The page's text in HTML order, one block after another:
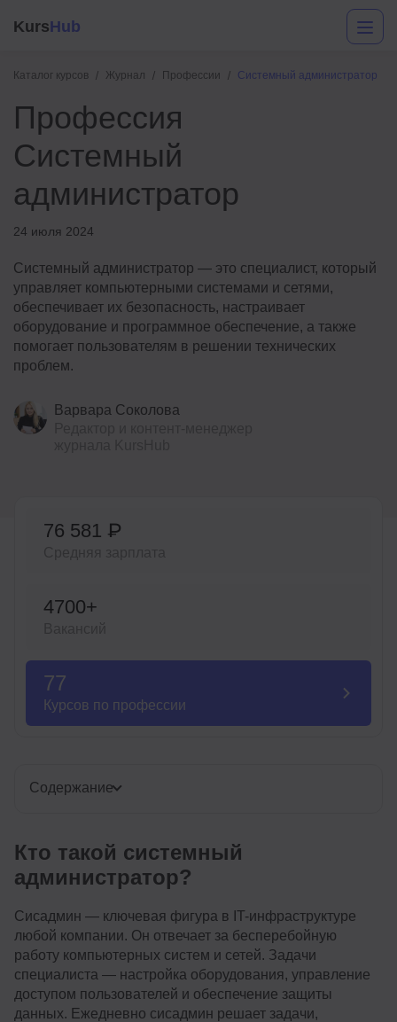
KursHub
Каталог курсов Журнал Профессии Системный администратор
Профессия
Системный
администратор
24 июля 2024
Системный администратор — это специалист, который
управляет компьютерными системами и сетями,
обеспечивает их безопасность, настраивает
оборудование и программное обеспечение, а также
помогает пользователям в решении технических
проблем.
Варвара Соколова
76 581 ₽
4700+
77
Курсов по профессии
Содержание
Кто такой системный
администратор?
Сисадмин — ключевая фигура в IT-инфраструктуре
любой компании. Он отвечает за бесперебойную
работу компьютерных систем и сетей. Задачи
специалиста — настройка оборудования, управление
доступом пользователей и обеспечение защиты
данных. Ежедневно сисадмин решает задачи,
Маркетинг
Дизайн
Аналитика
Иностранные языки
Детям
Рейтинг онлайн-школ